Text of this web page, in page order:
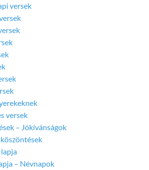
versek
versek
– Jókívánságok
– Névnapok